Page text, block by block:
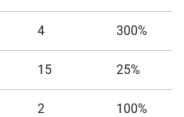
4 300%
15 25%
2 100%